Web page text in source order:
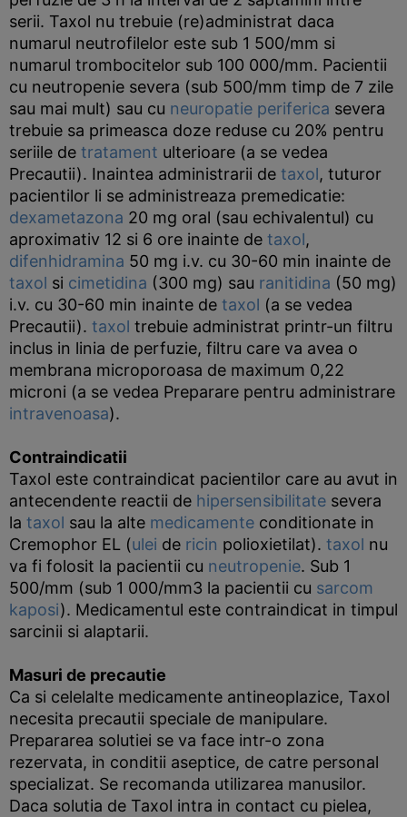
serii. Taxol nu trebuie (re)administrat daca
numarul neutrofilelor este sub 1 500/mm si
numarul trombocitelor sub 100 000/mm. Pacientii
cu neutropenie severa (sub 500/mm timp de 7 zile
sau mai mult) sau cu neuropatie periferica severa
trebuie sa primeasca doze reduse cu 20% pentru
seriile de tratament ulterioare (a se vedea
Precautii). Inaintea administrarii de taxol, tuturor
pacientilor li se administreaza premedicatie:
dexametazona 20 mg oral (sau echivalentul) cu
aproximativ 12 si 6 ore inainte de taxol,
difenhidramina 50 mg i.v. cu 30-60 min inainte de
taxol si cimetidina (300 mg) sau ranitidina (50 mg)
i.v. cu 30-60 min inainte de taxol (a se vedea
Precautii). taxol trebuie administrat printr-un filtru
inclus in linia de perfuzie, filtru care va avea o
membrana microporoasa de maximum 0,22
microni (a se vedea Preparare pentru administrare
intravenoasa).
Contraindicatii
Taxol este contraindicat pacientilor care au avut in
antecendente reactii de hipersensibilitate severa
la taxol sau la alte medicamente conditionate in
Cremophor EL (ulei de ricin polioxietilat). taxol nu
va fi folosit la pacientii cu neutropenie. Sub 1
500/mm (sub 1 000/mm3 la pacientii cu sarcom
kaposi). Medicamentul este contraindicat in timpul
sarcinii si alaptarii.
Masuri de precautie
Ca si celelalte medicamente antineoplazice, Taxol
necesita precautii speciale de manipulare.
Prepararea solutiei se va face intr-o zona
rezervata, in conditii aseptice, de catre personal
specializat. Se recomanda utilizarea manusilor.
Daca solutia de Taxol intra in contact cu pielea,